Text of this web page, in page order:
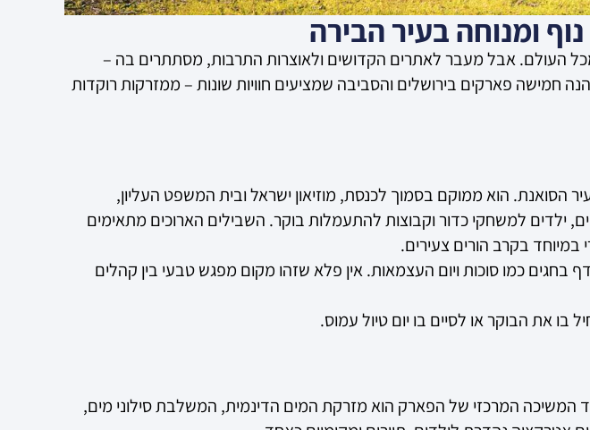
מכל העולם. אבל מעבר לאתרים הקדושים ולאוצרות התרבות, מסתתרים בה –
פארקים בירושלים והסביבה שמציעים חוויות שונות – ממזרקות רוקדות
הוא ממוקם בסמוך לכנסת, מוזיאון ישראל ובית המשפט העליון,
לפיקניקים, ילדים למשחקי כדור וקבוצות להתעמלות בוקר. השבילים הארוכים מתאימים
במיוחד בקרב הורים צעירים.
בחגים כמו סוכות ויום העצמאות. אין פלא שזהו מקום מפגש טבעי בין קהלים
בו את הבוקר או לסיים בו יום טיול עמוס.
המשיכה המרכזי של הפארק הוא מזרקת המים הדינמית, המשלבת סילוני מים,